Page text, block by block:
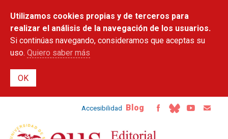
contenido
principal
Utilizamos cookies propias y de terceros para
realizar el análisis de la navegación de los usuarios.
Si continúas navegando, consideramos que aceptas su
uso. Quiero saber más
Accesibilidad Blog